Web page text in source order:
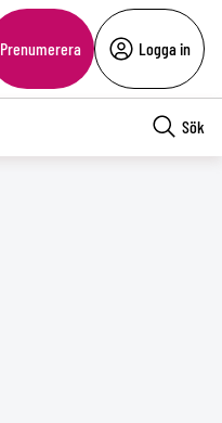
Prenumerera Logga in
Sök